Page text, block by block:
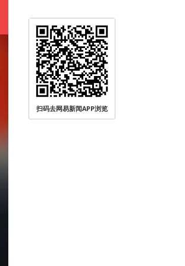
扫码去网易新闻APP浏览